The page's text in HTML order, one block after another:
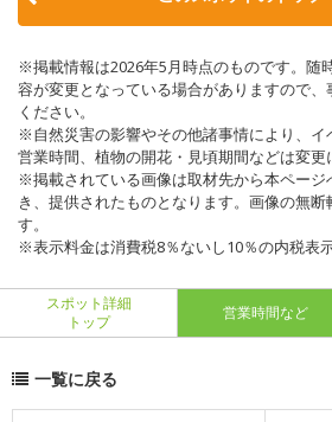
※掲載情報は2026年5月時点のものです。随
容が変更となっている場合がありますので
ください。
※自然災害の影響やその他諸事情により、
営業時間、植物の開花・見頃期間などは変更
※掲載されている画像は取材先から本ページ
き、提供されたものとなります。画像の無
す。
※表示料金は消費税8％ないし10％の内税表示
スポット詳細
トップ
営業時間など
一覧に戻る